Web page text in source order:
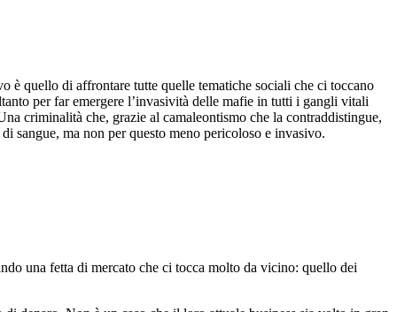
è quello di affrontare tutte quelle tematiche sociali che ci toccano
per far emergere l’invasività delle mafie in tutti i gangli vitali
criminalità che, grazie al camaleontismo che la contraddistingue,
sangue, ma non per questo meno pericoloso e invasivo.
una fetta di mercato che ci tocca molto da vicino: quello dei